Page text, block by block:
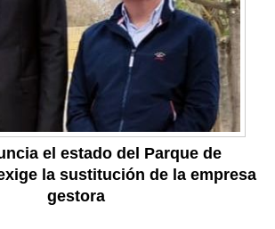
el estado del Parque de
la sustitución de la empresa
gestora